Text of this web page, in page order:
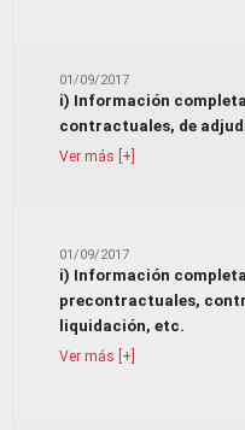
01/09/2017
i) Información
contractuales, de
Ver más [+]
01/09/2017
i) Información
precontractuales,
liquidación, etc.
Ver más [+]